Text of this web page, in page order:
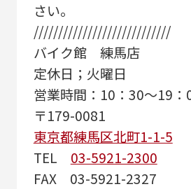
さい。
////////////////////////////
バイク館 練馬店
定休日；火曜日
営業時間：10：30～19：
〒179-0081
東京都練馬区北町1-1-5
TEL 03-5921-2300
FAX 03-5921-2327